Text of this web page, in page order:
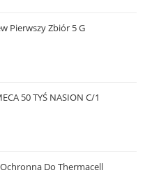
Pierwszy Zbiór 5 G
50 TYŚ NASION C/1
Do Thermacell